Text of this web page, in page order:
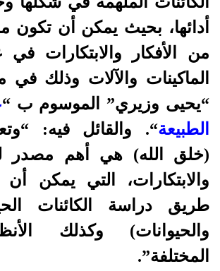
أدائها، بحيث يمكن أن تكون
من الأفكار والابتكارات
الماكينات والآلات وذلك في
“يحيى وزيري” الموسوم ب “
الطبيعة“. والقائل فيه:
(خلق الله) هي أهم مصدر
والابتكارات، التي يمكن
طريق دراسة الكائنات
والحيوانات) وكذلك
المختلفة”.